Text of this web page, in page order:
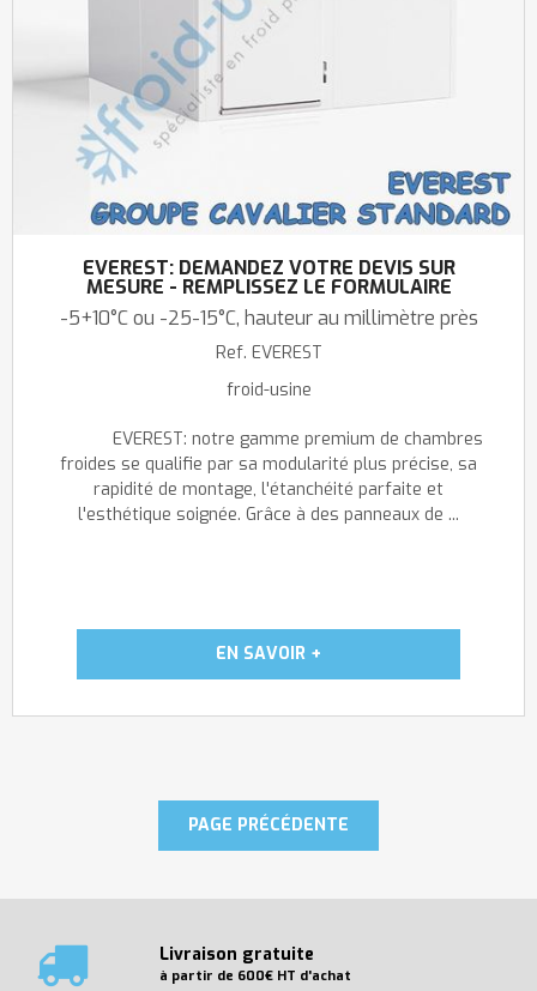
EVEREST: DEMANDEZ VOTRE DEVIS SUR
MESURE - REMPLISSEZ LE FORMULAIRE
-5+10°C ou -25-15°C, hauteur au millimètre près
Ref. EVEREST
froid-usine
EVEREST: notre gamme premium de chambres
froides se qualifie par sa modularité plus précise, sa
rapidité de montage, l'étanchéité parfaite et
l'esthétique soignée. Grâce à des panneaux de ...
Livraison gratuite
à partir de 600€ HT d'achat